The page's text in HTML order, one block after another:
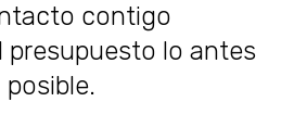
contigo
presupuesto lo antes
posible.